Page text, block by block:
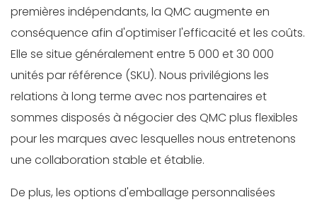
premières indépendants, la QMC augmente en
conséquence afin d'optimiser l'efficacité et les coûts.
Elle se situe généralement entre 5 000 et 30 000
unités par référence (SKU). Nous privilégions les
relations à long terme avec nos partenaires et
sommes disposés à négocier des QMC plus flexibles
pour les marques avec lesquelles nous entretenons
une collaboration stable et établie.
De plus, les options d'emballage personnalisées